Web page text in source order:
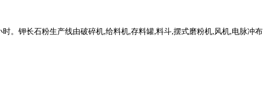
。钾长石粉生产线由破碎机,给料机,存料罐,料斗,摆式磨粉机,风机,电脉冲布